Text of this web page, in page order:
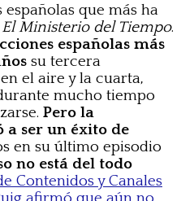
españolas que más ha
El Ministerio del Tiempo.
españolas más
su tercera
el aire y la cuarta,
mucho tiempo
Pero la
a ser un éxito de
en su último episodio
no está del todo
Contenidos y Canales